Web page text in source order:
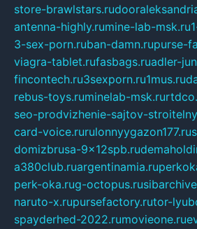
store-brawlstars.ru
antenna-highly.rumine-lab-msk.ru
3-sex-porn.ruban-damn.rupurse-
viagra-tablet.rufasbags.ruadler-
fincontech.ru3sexporn.ru1mus.ru
rebus-toys.ruminelab-msk.ru
seo-prodvizhenie-sajtov-
card-voice.rurulonnyygazon177.ru
domizbrusa-9x12spb.ru
a380club.ruargentinamia.ru
perk-oka.rug-octopus.ru
naruto-x.rupursefactory.rutor-
spayderhed-2022.rumovieone.ru